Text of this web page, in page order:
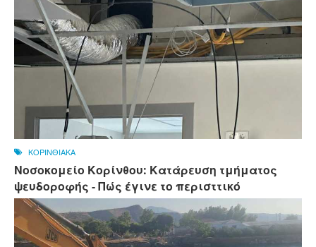
ΚΟΡΙΝΘΙΑΚΑ
Νοσοκομείο Κορίνθου: Κατάρευση τμήματος
ψευδοροφής - Πώς έγινε το περισττικό